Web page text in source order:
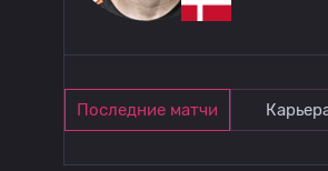
Последние матчи